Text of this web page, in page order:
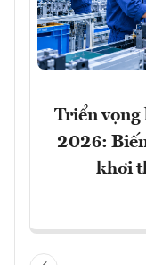
Triển vọng
2026:
khơi